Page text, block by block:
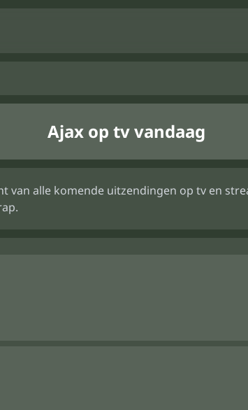
Ajax op tv vandaag
van alle komende uitzendingen op tv en